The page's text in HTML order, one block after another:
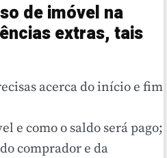
de imóvel na
extras, tais
acerca do início e fim
e como o saldo será pago;
comprador e da